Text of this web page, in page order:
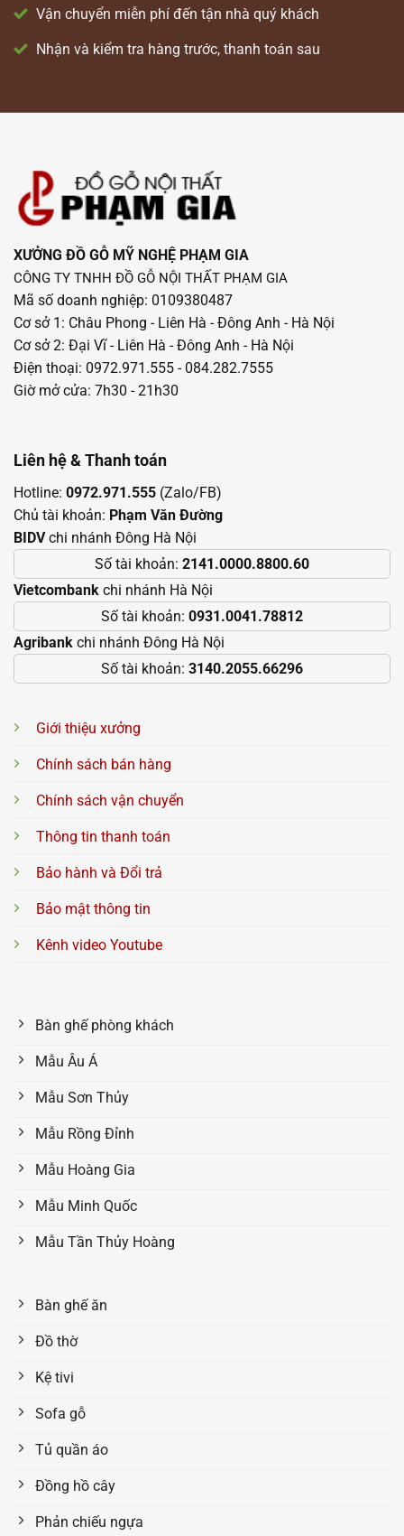
Vận chuyển miễn phí đến tận nhà quý khách
Nhận và kiểm tra hàng trước, thanh toán sau
XƯỞNG ĐỒ GỖ MỸ NGHỆ PHẠM GIA
CÔNG TY TNHH ĐỒ GỖ NỘI THẤT PHẠM GIA
Mã số doanh nghiệp: 0109380487
Cơ sở 1: Châu Phong - Liên Hà - Đông Anh - Hà Nội
Cơ sở 2: Đại Vĩ - Liên Hà - Đông Anh - Hà Nội
Điện thoại: 0972.971.555 - 084.282.7555
Giờ mở cửa: 7h30 - 21h30
Liên hệ & Thanh toán
Hotline: 0972.971.555 (Zalo/FB)
Chủ tài khoản: Phạm Văn Đường
BIDVchi nhánh Đông Hà Nội
Số tài khoản: 2141.0000.8800.60
Vietcombank chi nhánh Hà Nội
Số tài khoản: 0931.0041.78812
Agribank chi nhánh Đông Hà Nội
Số tài khoản: 3140.2055.66296
Giới thiệu xưởng
Chính sách bán hàng
Chính sách vận chuyển
Thông tin thanh toán
Bảo hành và Đổi trả
Bảo mật thông tin
Kênh video Youtube
Bàn ghế phòng khách
Mẫu Âu Á
Mẫu Sơn Thủy
Mẫu Rồng Đỉnh
Mẫu Hoàng Gia
Mẫu Minh Quốc
Mẫu Tần Thủy Hoàng
Bàn ghế ăn
Đồ thờ
Kệ tivi
Sofa gỗ
Tủ quần áo
Đồng hồ cây
Phản chiếu ngựa